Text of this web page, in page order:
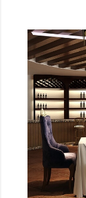
humilde como
dorado,
sustituto